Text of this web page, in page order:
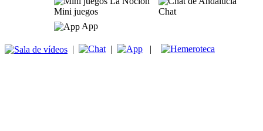
Mini juegos
Chat
App
| | |